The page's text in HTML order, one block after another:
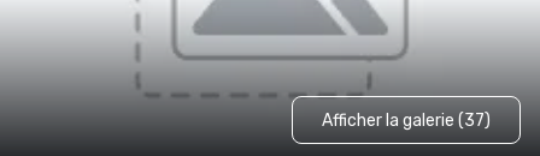
Afficher la galerie (37)